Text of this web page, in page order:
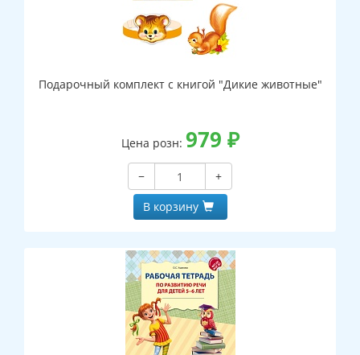
Подарочный комплект с книгой "Дикие животные"
Цена розн: 979 ₽
−
+
В корзину